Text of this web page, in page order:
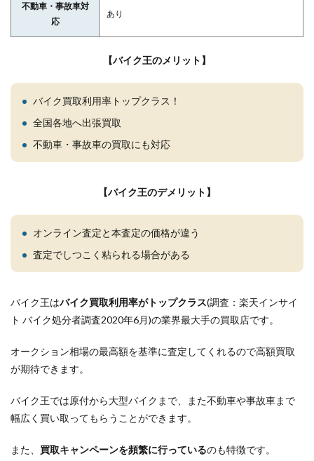
不動車・事故車対
応
あり
【バイク王のメリット】
バイク買取利用率トップクラス！
全国各地へ出張買取
不動車・事故車の買取にも対応
【バイク王のデメリット】
オンライン査定と本査定の価格が違う
査定でしつこく粘られる場合がある
バイク王はバイク買取利用率がトップクラス(調査：楽天インサイ
ト バイク処分者調査2020年6月)の業界最大手の買取店です。
オークション相場の最高額を基準に査定してくれるので高額買取
が期待できます。
バイク王では原付から大型バイクまで、また不動車や事故車まで
幅広く買い取ってもらうことができます。
また、 買取キャンペーンを頻繁に行っているのも特徴です。